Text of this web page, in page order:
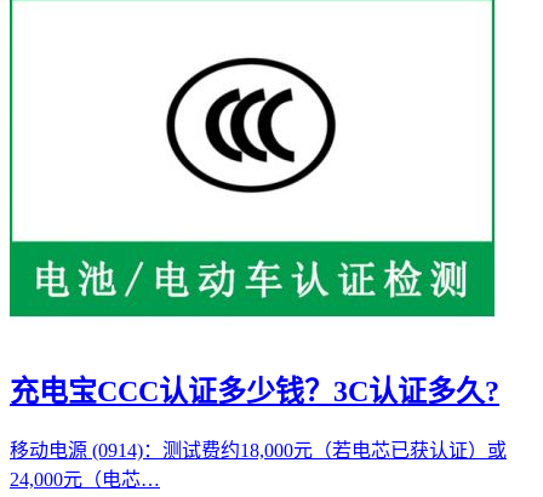
充电宝CCC认证多少钱？3C认证多久?
移动电源 (0914)：测试费约18,000元（若电芯已获认证）或
24,000元（电芯…